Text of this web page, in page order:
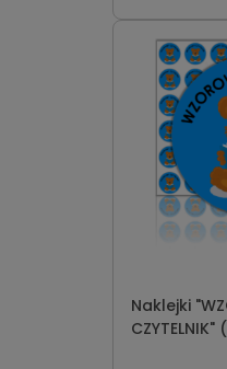
Naklejki